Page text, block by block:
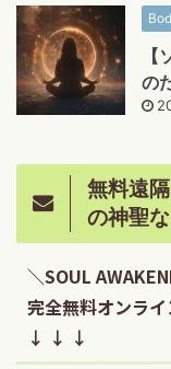
の
無料遠
の神聖
＼SOUL
完全無料オンラ
↓ ↓ ↓